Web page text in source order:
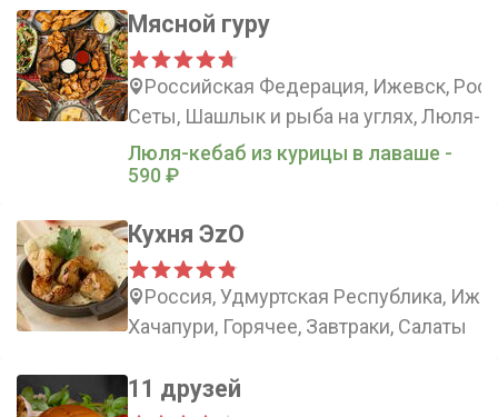
Мясной гуру
Российская Федерация, Ижевск,
Сеты, Шашлык и рыба на углях, Люля-
Люля-кебаб из курицы в лаваше -
590 ₽
Кухня ЭzО
Россия, Удмуртская Республика,
Хачапури, Горячее, Завтраки, Салаты
11 друзей